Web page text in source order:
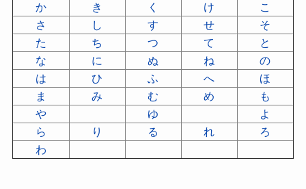
か
き く け
こ
さ
し す せ
そ
た
ち つ て
と
な
に ぬ ね
の
は
ひ ふ へ
ほ
ま
み む め
も
や
ゆ
よ
ら
り る れ
ろ
わ